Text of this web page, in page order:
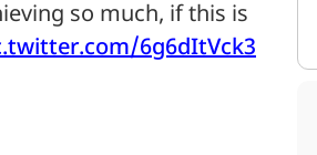
so much, if this is
6g6dItVck3